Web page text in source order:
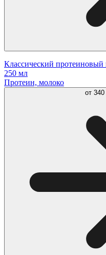
Классический протеиновый
250 мл
Протеин, молоко
от 340